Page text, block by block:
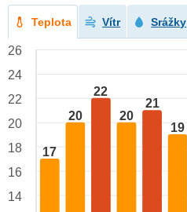
Teplota Vítr Srážky
17
20
22
20
21
19
26
24
22
20
18
16
14